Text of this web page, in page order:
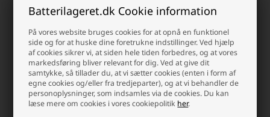
Batterilageret.dk Cookie information
På vores website bruges cookies for at opnå en funktionel
side og for at huske dine foretrukne indstillinger. Ved hjælp
af cookies sikrer vi, at siden hele tiden forbedres, og at vores
markedsføring bliver relevant for dig. Ved at give dit
samtykke, så tillader du, at vi sætter cookies (enten i form af
egne cookies og/eller fra tredjeparter), og at vi behandler de
personoplysninger, som indsamles via de cookies. Du kan
læse mere om cookies i vores cookiepolitik her.
Halloween Skræmmende Maske
med Stof, Sølv og Rød
Laveste stykpris: 21,50 DKK
Halloween Folieballon "Happy
Halloween" H: 40 cm,
Sort/Orange
Laveste stykpris: 20,00 DKK
21,50 DKK